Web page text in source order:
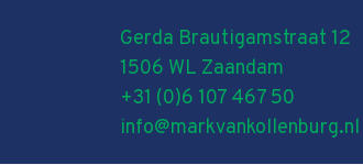
Gerda Brautigamstraat 12
1506 WL Zaandam
+31 (0)6 107 467 50
info@markvankollenburg.nl